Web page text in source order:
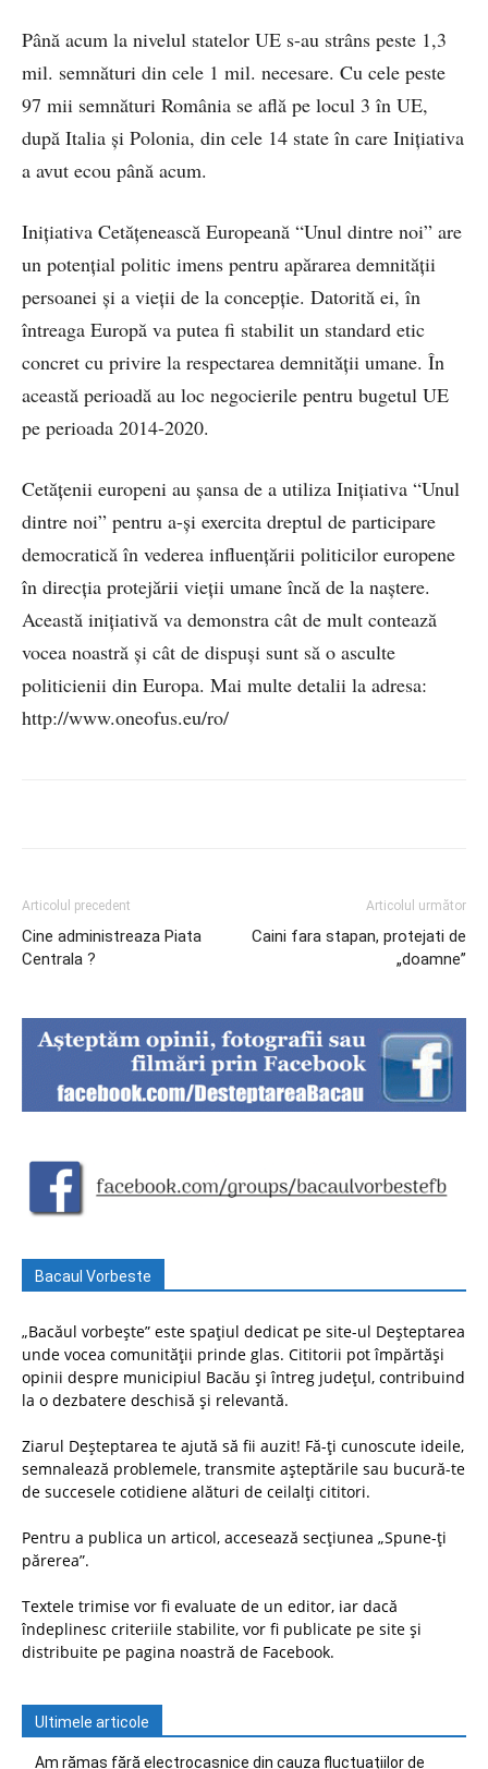
Până acum la nivelul statelor UE s-au strâns peste 1,3
mil. semnături din cele 1 mil. necesare. Cu cele peste
97 mii semnături România se află pe locul 3 în UE,
după Italia şi Polonia, din cele 14 state în care Iniţiativa
a avut ecou până acum.
Iniţiativa Cetăţenească Europeană “Unul dintre noi” are
un potenţial politic imens pentru apărarea demnităţii
persoanei şi a vieţii de la concepţie. Datorită ei, în
întreaga Europă va putea fi stabilit un standard etic
concret cu privire la respectarea demnităţii umane. În
această perioadă au loc negocierile pentru bugetul UE
pe perioada 2014-2020.
Cetăţenii europeni au șansa de a utiliza Inițiativa “Unul
dintre noi” pentru a-și exercita dreptul de participare
democratică în vederea influențării politicilor europene
în direcția protejării vieții umane încă de la naștere.
Această inițiativă va demonstra cât de mult contează
vocea noastră și cât de dispuși sunt să o asculte
politicienii din Europa. Mai multe detalii la adresa:
http://www.oneofus.eu/ro/
Articolul precedent
Cine administreaza Piata
Centrala ?
Articolul următor
Caini fara stapan, protejati de
„doamne”
Bacaul Vorbeste
„Bacăul vorbește” este spațiul dedicat pe site-ul Deșteptarea
unde vocea comunității prinde glas. Cititorii pot împărtăși
opinii despre municipiul Bacău și întreg județul, contribuind
la o dezbatere deschisă și relevantă.
Ziarul Deșteptarea te ajută să fii auzit! Fă-ți cunoscute ideile,
semnalează problemele, transmite așteptările sau bucură-te
de succesele cotidiene alături de ceilalți cititori.
Pentru a publica un articol, accesează secțiunea „Spune-ți
părerea”.
Textele trimise vor fi evaluate de un editor, iar dacă
îndeplinesc criteriile stabilite, vor fi publicate pe site și
distribuite pe pagina noastră de Facebook.
Ultimele articole
Am rămas fără electrocasnice din cauza fluctuațiilor de